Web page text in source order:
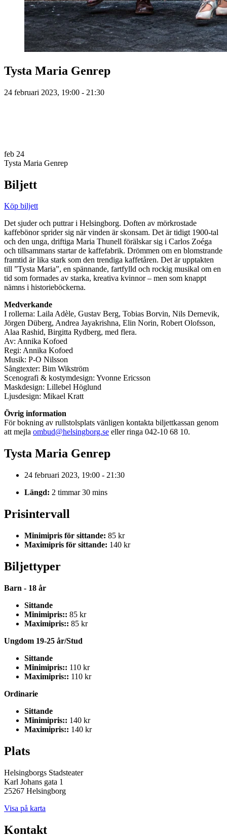
Tysta Maria Genrep
24 februari 2023, 19:00 - 21:30
feb 24
Tysta Maria Genrep
Biljett
Köp biljett
Det sjuder och puttrar i Helsingborg. Doften av mörkrostade
kaffebönor sprider sig när vinden är skonsam. Det är tidigt 1900-tal
och den unga, driftiga Maria Thunell förälskar sig i Carlos Zoéga
och tillsammans startar de kaffefabrik. Drömmen om en blomstrande
framtid är lika stark som den trendiga kaffetåren. Det är upptakten
till ”Tysta Maria”, en spännande, fartfylld och rockig musikal om en
tid som formades av starka, kreativa kvinnor – men som knappt
nämns i historieböckerna.
Medverkande
I rollerna: Laila Adèle, Gustav Berg, Tobias Borvin, Nils Dernevik,
Jörgen Düberg, Andrea Jayakrishna, Elin Norin, Robert Olofsson,
Alaa Rashid, Birgitta Rydberg, med flera.
Av: Annika Kofoed
Regi: Annika Kofoed
Musik: P-O Nilsson
Sångtexter: Bim Wikström
Scenografi & kostymdesign: Yvonne Ericsson
Maskdesign: Lillebel Höglund
Ljusdesign: Mikael Kratt
Övrig information
För bokning av rullstolsplats vänligen kontakta biljettkassan genom
att mejla ombud@helsingborg.se eller ringa 042-10 68 10.
Tysta Maria Genrep
24 februari 2023, 19:00 - 21:30
Längd: 2 timmar 30 mins
Prisintervall
Minimipris för sittande: 85 kr
Maximipris för sittande: 140 kr
Biljettyper
Barn - 18 år
Sittande
Minimipris:: 85 kr
Maximipris:: 85 kr
Ungdom 19-25 år/Stud
Sittande
Minimipris:: 110 kr
Maximipris:: 110 kr
Ordinarie
Sittande
Minimipris:: 140 kr
Maximipris:: 140 kr
Plats
Helsingborgs Stadsteater
Karl Johans gata 1
25267 Helsingborg
Visa på karta
Kontakt